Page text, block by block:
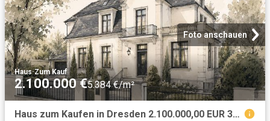
Foto anschauen
Haus·Zum Kauf
2.100.000 €5.384 €/m²
Haus zum Kaufen in Dresden 2.100.000,00 EUR 390 m²